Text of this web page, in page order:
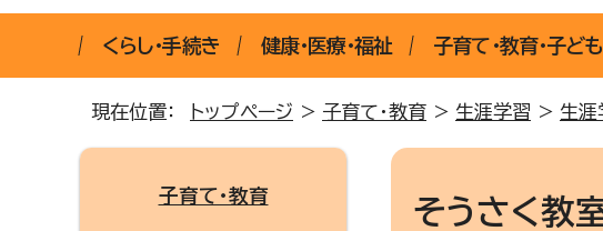
くらし・手続き 健康・医療・福祉 子育て・教育・子ども
現在位置： トップページ > 子育て・教育 > 生涯学習 > 生涯
そうさく教
子育て・教育